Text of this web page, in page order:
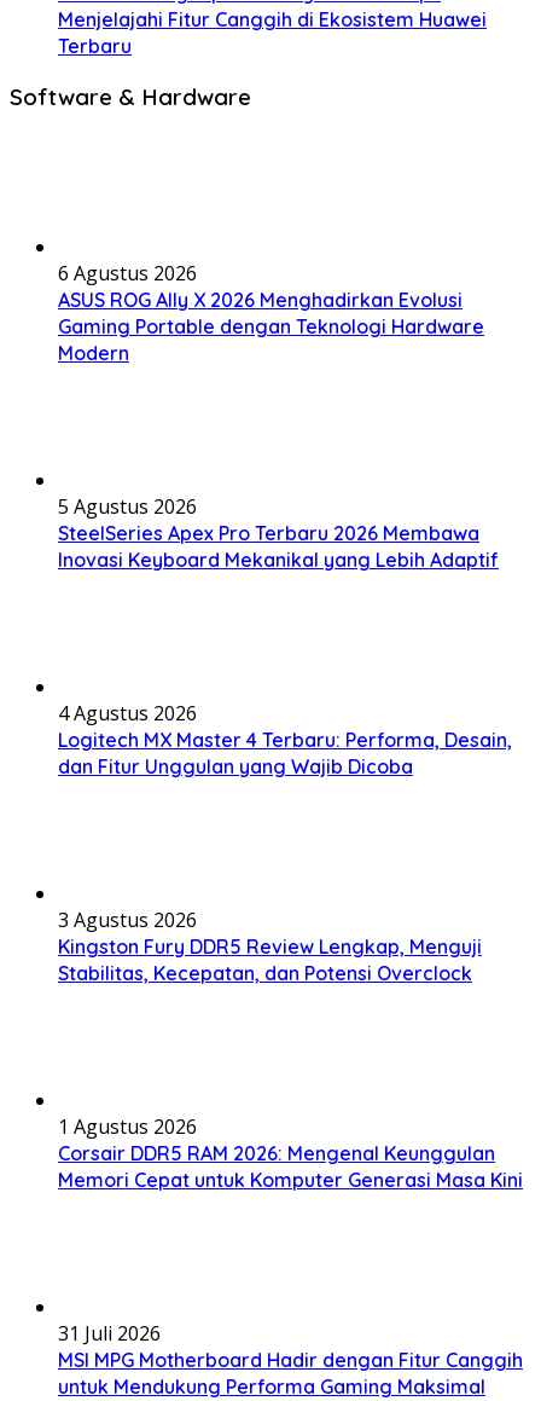
Menjelajahi Fitur Canggih di Ekosistem Huawei
Terbaru
Software & Hardware
6 Agustus 2026
ASUS ROG Ally X 2026 Menghadirkan Evolusi
Gaming Portable dengan Teknologi Hardware
Modern
5 Agustus 2026
SteelSeries Apex Pro Terbaru 2026 Membawa
Inovasi Keyboard Mekanikal yang Lebih Adaptif
4 Agustus 2026
Logitech MX Master 4 Terbaru: Performa, Desain,
dan Fitur Unggulan yang Wajib Dicoba
3 Agustus 2026
Kingston Fury DDR5 Review Lengkap, Menguji
Stabilitas, Kecepatan, dan Potensi Overclock
1 Agustus 2026
Corsair DDR5 RAM 2026: Mengenal Keunggulan
Memori Cepat untuk Komputer Generasi Masa Kini
31 Juli 2026
MSI MPG Motherboard Hadir dengan Fitur Canggih
untuk Mendukung Performa Gaming Maksimal